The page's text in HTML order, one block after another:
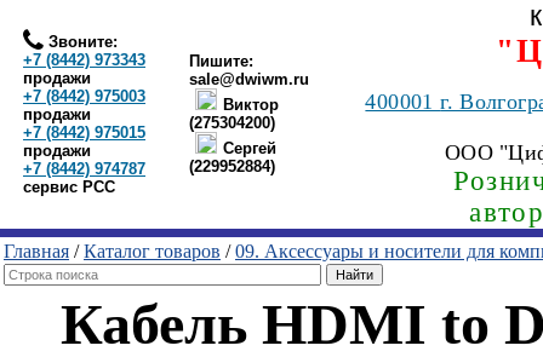
Звоните:
+7 (8442) 973343
продажи
+7 (8442) 975003
продажи
+7 (8442) 975015
продажи
+7 (8442) 974787
сервис РСС
Пишите:
sale@dwiwm.ru
Виктор
(275304200)
Сергей
(229952884)
400001г.
ООО
Главная /Каталог товаров /09. Аксессуары и носители для
Кабель HDMI to